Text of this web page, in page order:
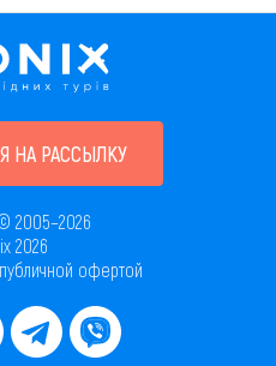
НА РАССЫЛКУ
2005–2026
2026
офертой